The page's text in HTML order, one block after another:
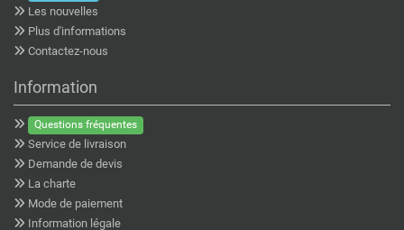
Les nouvelles
Plus d'informations
Contactez-nous
Information
Questions fréquentes
Service de livraison
Demande de devis
La charte
Mode de paiement
Information légale